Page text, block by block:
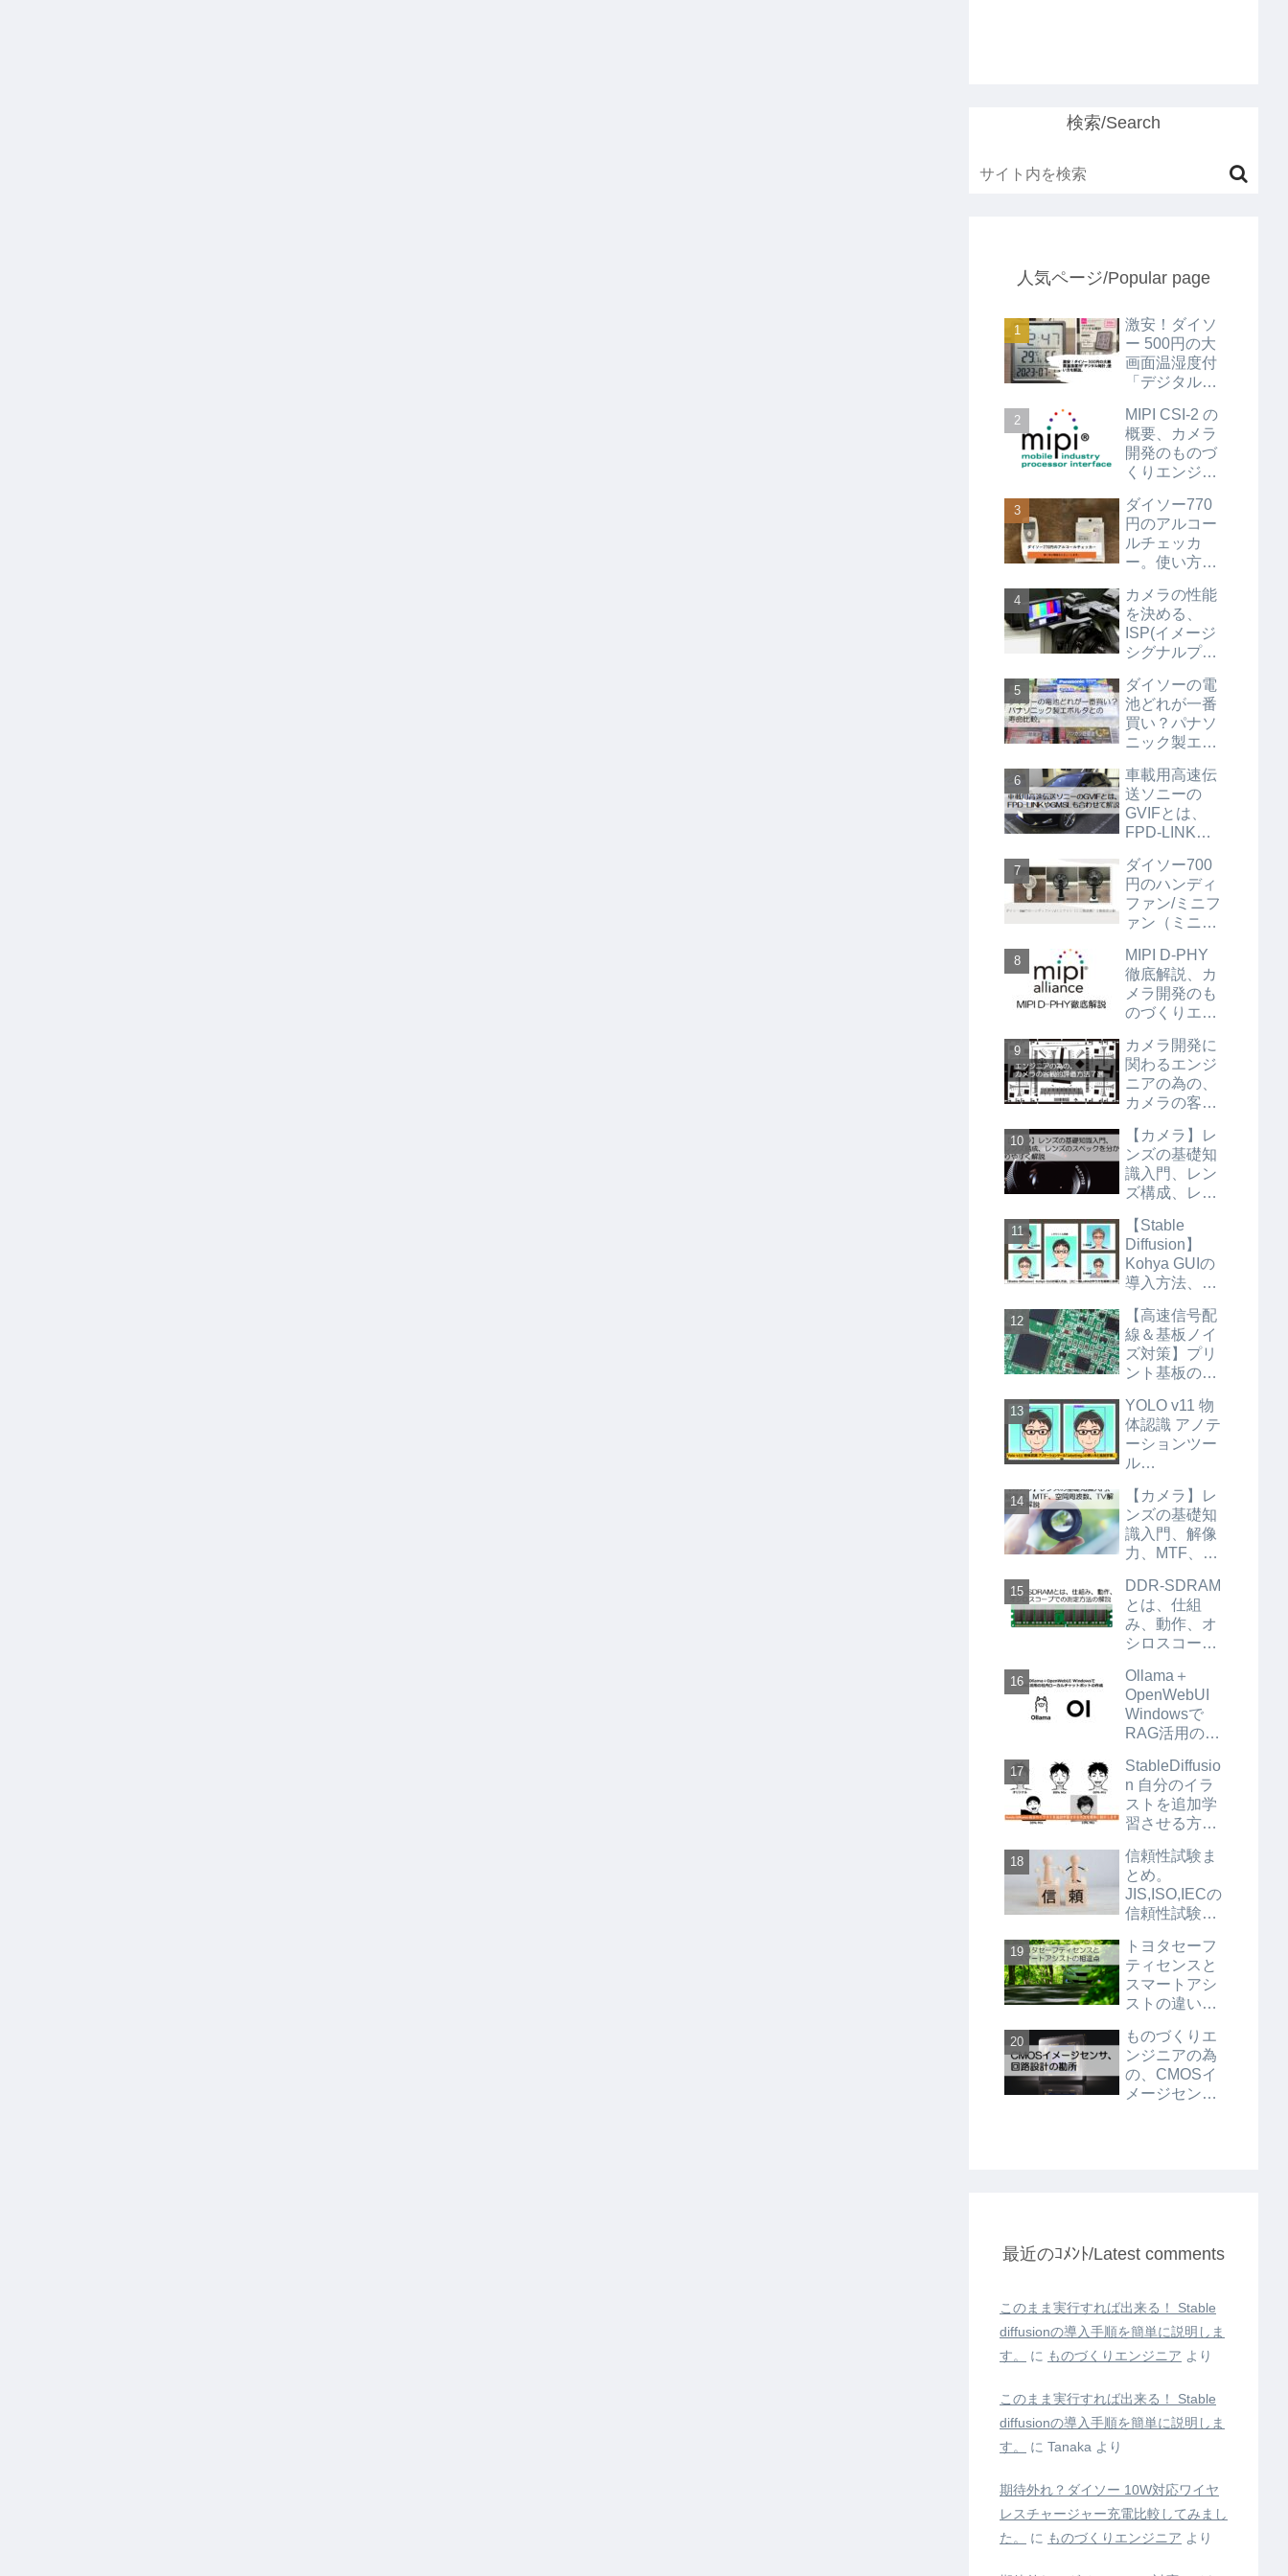
検索/Search
人気ページ/Popular page
激安！ダイソ
ー 500円の大
画面温湿度付
「デジタル時
解説。
MIPI CSI-2 の
概要、カメラ
開発のものづ
くりエンジニ
ダイソー770
円のアルコー
ルチェッカ
ー。使い方と
ーします。
カメラの性能
を決める、
ISP(イメージ
シグナルプロ
と信号処理
ダイソーの電
池どれが一番
買い？パナソ
ニック製エボ
比較。
車載用高速伝
送ソニーの
GVIFとは、
FPD-LINKや
せて解説
ダイソー700
円のハンディ
ファン/ミニフ
ァン（ミニ扇
底比較。
MIPI D-PHY
徹底解説、カ
メラ開発のも
のづくりエン
カメラ開発に
関わるエンジ
ニアの為の、
カメラの客観
選
【カメラ】レ
ンズの基礎知
識入門、レン
ズ構成、レン
を分かりやす
く解説
【Stable
Diffusion】
Kohya GUIの
導入方法、コ
の作り方を簡
単に説明しま
す。
【高速信号配
線＆基板ノイ
ズ対策】プリ
ント基板のパ
ウハウ集
YOLO v11 物
体認識 アノテ
ーションツー
ル
の使い方と追
加学習。
【カメラ】レ
ンズの基礎知
識入門、解像
力、MTF、空
解像度を解説
DDR-SDRAM
とは、仕組
み、動作、オ
シロスコープ
の解説
Ollama＋
OpenWebUI
Windowsで
RAG活用の社
ャットボット
の作成
StableDiffusio
n 自分のイラ
ストを追加学
習させる方法
します
信頼性試験ま
とめ。
JIS,ISO,IECの
信頼性試験、
解説
トヨタセーフ
ティセンスと
スマートアシ
ストの違いを
解説
ものづくりエ
ンジニアの為
の、CMOSイ
メージセン
最近のｺﾒﾝﾄ/Latest comments
このまま実行すれば出来る！ Stable
diffusionの導入手順を簡単に説明しま
す。
に ものづくりエンジニア より
このまま実行すれば出来る！ Stable
diffusionの導入手順を簡単に説明しま
す。
に Tanaka より
期待外れ？ダイソー 10W対応ワイヤ
レスチャージャー充電比較してみまし
た。
に ものづくりエンジニア より